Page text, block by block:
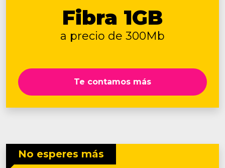
Fibra 1GB
a precio de 300Mb
Te contamos más
No esperes más